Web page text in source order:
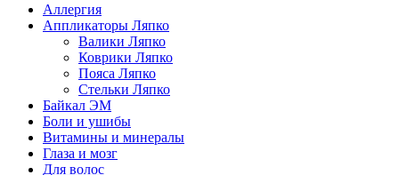
Аллергия
Аппликаторы Ляпко
Валики Ляпко
Коврики Ляпко
Пояса Ляпко
Стельки Ляпко
Байкал ЭМ
Боли и ушибы
Витамины и минералы
Глаза и мозг
Для волос